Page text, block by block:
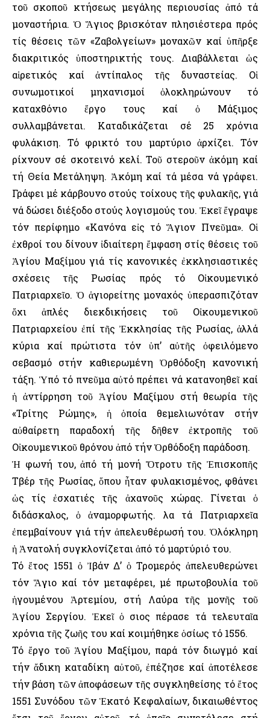
τοῦ σκοποῦ κτήσεως μεγάλης περιουσίας ἀπό τά
μοναστήρια. Ὁ Ἅγιος βρισκόταν πλησιέστερα πρός
τίς θέσεις τῶν «Ζαβολγείων» μοναχῶν καί ὑπῆρξε
διακριτικός ὑποστηρικτής τους. Διαβάλλεται ὡς
αἱρετικός καί ἀντίπαλος τῆς δυναστείας. Οἱ
συνωμοτικοί μηχανισμοί ὁλοκληρώνουν τό
καταχθόνιο ἔργο τους καί ὁ Μάξιμος
συλλαμβάνεται. Καταδικάζεται σέ 25 χρόνια
φυλάκιση. Τό φρικτό του μαρτύριο ἀρχίζει. Τόν
ρίχνουν σέ σκοτεινό κελί. Τοῦ στεροῦν ἀκόμη καί
τή Θεία Μετάληψη. Ἀκόμη καί τά μέσα νά γράφει.
Γράφει μέ κάρβουνο στούς τοίχους τῆς φυλακῆς, γιά
νά δώσει διέξοδο στούς λογισμούς του. Ἐκεῖ ἔγραψε
τόν περίφημο «Κανόνα εἰς τό Ἅγιον Πνεῦμα». Οἱ
ἐχθροί του δίνουν ἰδιαίτερη ἔμφαση στίς θέσεις τοῦ
Ἁγίου Μαξίμου γιά τίς κανονικές ἐκκλησιαστικές
σχέσεις τῆς Ρωσίας πρός τό Οἰκουμενικό
Πατριαρχεῖο. Ὁ ἁγιορείτης μοναχός ὑπερασπιζόταν
ὄχι ἁπλές διεκδικήσεις τοῦ Οἰκουμενικοῦ
Πατριαρχείου ἐπί τῆς Ἐκκλησίας τῆς Ρωσίας, ἀλλά
κύρια καί πρώτιστα τόν ὑπ’ αὐτῆς ὀφειλόμενο
σεβασμό στήν καθιερωμένη Ὀρθόδοξη κανονική
τάξη. Ὑπό τό πνεῦμα αὐτό πρέπει νά κατανοηθεῖ καί
ἡ ἀντίρρηση τοῦ Ἁγίου Μαξίμου στή θεωρία τῆς
«Τρίτης Ρώμης», ἡ ὁποία θεμελιωνόταν στήν
αὐθαίρετη παραδοχή τῆς δῆθεν ἐκτροπῆς τοῦ
Οἰκουμενικοῦ θρόνου ἀπό τήν Ὀρθόδοξη παράδοση.
Ἡ φωνή του, ἀπό τή μονή Ὄτροτυ τῆς Ἐπισκοπῆς
Τβέρ τῆς Ρωσίας, ὅπου ἦταν φυλακισμένος, φθάνει
ὡς τίς ἐσχατιές τῆς ἀχανοῦς χώρας. Γίνεται ὁ
διδάσκαλος, ὁ ἀναμορφωτής. Ὅλα τά Πατριαρχεῖα
ἐπεμβαίνουν γιά τήν ἀπελευθέρωσή του. Ὁλόκληρη
ἡ Ἀνατολή συγκλονίζεται ἀπό τό μαρτύριό του.
Τό ἔτος 1551 ὁ Ἰβάν Δ’ ὁ Τρομερός ἀπελευθερώνει
τόν Ἅγιο καί τόν μεταφέρει, μέ πρωτοβουλία τοῦ
ἡγουμένου Ἀρτεμίου, στή Λαύρα τῆς μονῆς τοῦ
Ἁγίου Σεργίου. Ἐκεῖ ὁ Ὅσιος πέρασε τά τελευταῖα
χρόνια τῆς ζωῆς του καί κοιμήθηκε ὁσίως τό 1556.
Τό ἔργο τοῦ Ἁγίου Μαξίμου, παρά τόν διωγμό καί
τήν ἄδικη καταδίκη αὐτοῦ, ἐπέζησε καί ἀποτέλεσε
τήν βάση τῶν ἀποφάσεων τῆς συγκληθείσης τό ἔτος
1551 Συνόδου τῶν Ἑκατό Κεφαλαίων, δικαιωθέντος